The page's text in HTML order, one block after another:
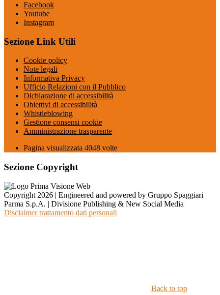
Facebook
Youtube
Instagram
Sezione Link Utili
Cookie policy
Note legali
Informativa Privacy
Ufficio Relazioni con il Pubblico
Dichiarazione di accessibilità
Obiettivi di accessibilità
Whistleblowing
Gestione consensi cookie
Amministrazione trasparente
Pagina visualizzata 4048 volte
Sezione Copyright
Copyright 2026 | Engineered and powered by Gruppo Spaggiari
Parma S.p.A. | Divisione Publishing & New Social Media
Disclaimer trattamento dati personali
Back to top